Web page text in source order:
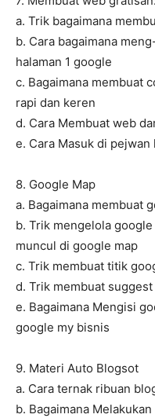
a. Trik bagaimana
b. Cara bagaimana
halaman 1 google
c. Bagaimana membuat
rapi dan keren
d. Cara Membuat web
e. Cara Masuk di
8. Google Map
a. Bagaimana membuat
b. Trik mengelola
muncul di google map
c. Trik membuat titik
d. Trik membuat
e. Bagaimana Mengisi
google my bisnis
9. Materi Auto Blogsot
a. Cara ternak ribuan
b. Bagaimana